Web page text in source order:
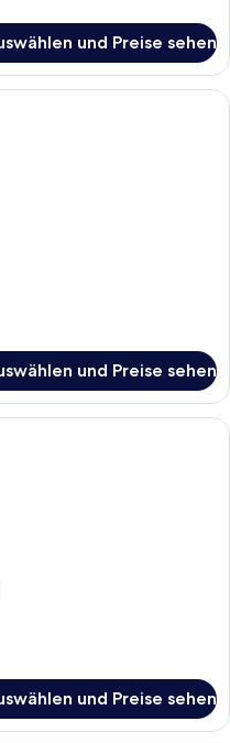
und Preise sehen
geräumiger Wohnbereich mit
und Preise sehen
Hotelzimmer mit zwei Betten,
und Preise sehen